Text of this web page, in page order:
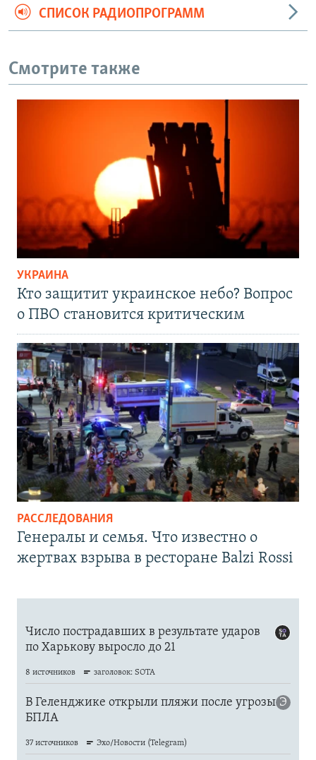
СПИСОК РАДИОПРОГРАММ
Смотрите также
УКРАИНА
Кто защитит украинское небо? Вопрос
о ПВО становится критическим
РАССЛЕДОВАНИЯ
Генералы и семья. Что известно о
жертвах взрыва в ресторане Balzi Rossi